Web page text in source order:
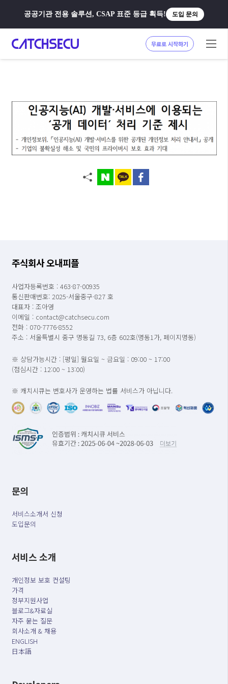
공공기관 전용 솔루션, CSAP 표준 등급 획득! 도입 문의
무료로 시작하기
주식회사 오내피플
사업자등록번호 : 463-87-00935
통신판매번호: 2025-서울중구-827 호
대표자 : 조아영
이메일 : contact@catchsecu.com
전화 : 070-7776-8552
주소 : 서울특별시 중구 명동길 73, 6층 602호(명동1가, 페이지명동)
※ 상담가능시간 : [평일] 월요일 ~ 금요일 : 09:00 ~ 17:00
(점심시간 : 12:00 ~ 13:00)
※ 캐치시큐는 변호사가 운영하는 법률 서비스가 아닙니다.
문의
서비스소개서 신청
도입문의
서비스 소개
개인정보 보호 컨설팅
가격
정부지원사업
블로그&자료실
자주 묻는 질문
회사소개 & 채용
ENGLISH
日本語